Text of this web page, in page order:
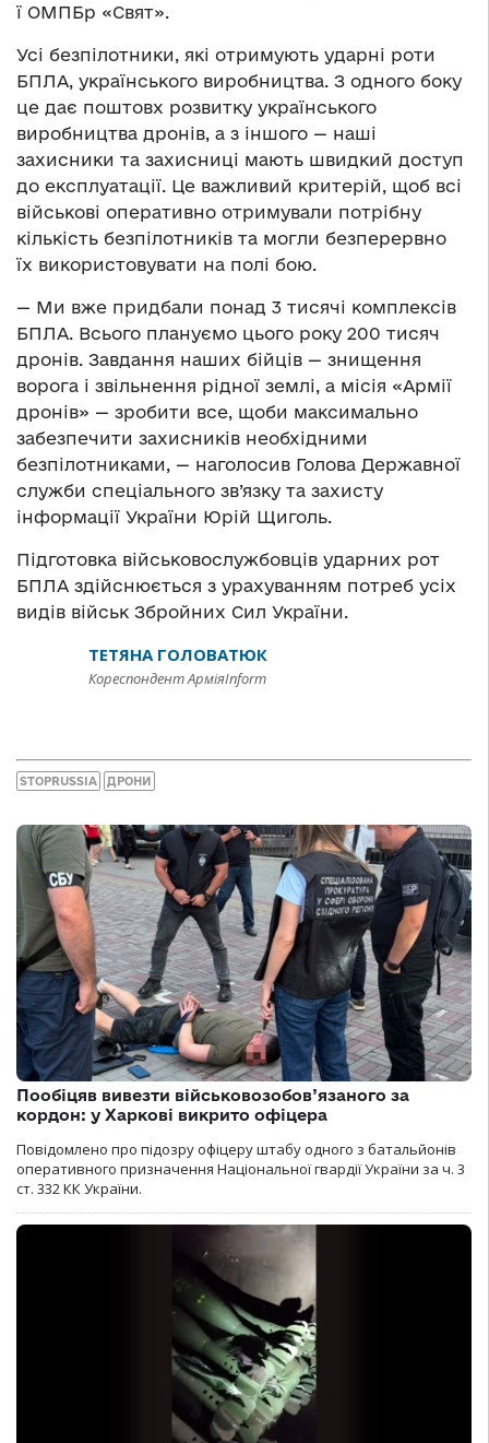
ї ОМПБр «Свят».
Усі безпілотники, які отримують ударні роти
БПЛА, українського виробництва. З одного боку
це дає поштовх розвитку українського
виробництва дронів, а з іншого — наші
захисники та захисниці мають швидкий доступ
до експлуатації. Це важливий критерій, щоб всі
військові оперативно отримували потрібну
кількість безпілотників та могли безперервно
їх використовувати на полі бою.
— Ми вже придбали понад 3 тисячі комплексів
БПЛА. Всього плануємо цього року 200 тисяч
дронів. Завдання наших бійців — знищення
ворога і звільнення рідної землі, а місія «Армії
дронів» — зробити все, щоби максимально
забезпечити захисників необхідними
безпілотниками, — наголосив Голова Державної
служби спеціального зв’язку та захисту
інформації України Юрій Щиголь.
Підготовка військовослужбовців ударних рот
БПЛА здійснюється з урахуванням потреб усіх
видів військ Збройних Сил України.
ТЕТЯНА ГОЛОВАТЮК
Кореспондент АрміяInform
STOPRUSSIA ДРОНИ
Пообіцяв вивезти військовозобов’язаного за
кордон: у Харкові викрито офіцера
Повідомлено про підозру офіцеру штабу одного з батальйонів
оперативного призначення Національної гвардії України за ч. 3
ст. 332 КК України.